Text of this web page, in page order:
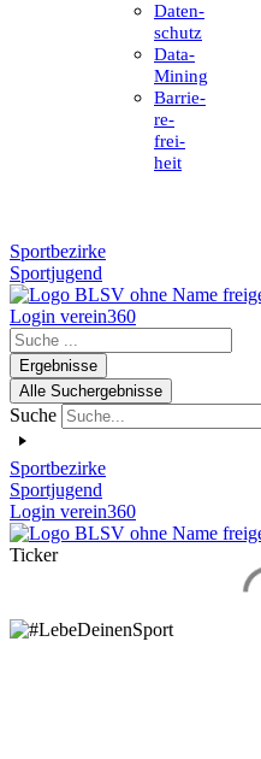
Daten­
schutz
Data-
Mining
Barrie­
re­
frei­
heit
Sportbezirke
Sportjugend
Login verein360
Search
...Ergebnisse
Alle Suchergebnisse
Suche
Sportbezirke
Sportjugend
Login verein360
Ticker